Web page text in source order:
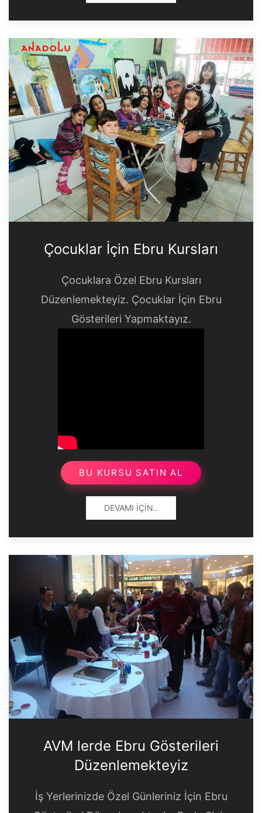
Çocuklar İçin Ebru Kursları
Çocuklara Özel Ebru Kursları
Düzenlemekteyiz. Çocuklar İçin Ebru
Gösterileri Yapmaktayız.
BU KURSU SATIN AL
DEVAMI İÇIN..
AVM lerde Ebru Gösterileri
Düzenlemekteyiz
İş Yerlerinizde Özel Günleriniz İçin Ebru